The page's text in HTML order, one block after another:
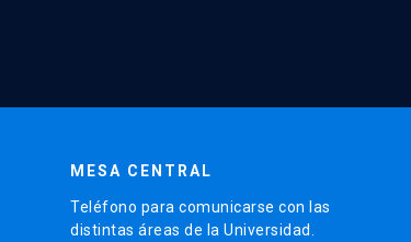
MESA CENTRAL
Teléfono para comunicarse con las
distintas áreas de la Universidad.